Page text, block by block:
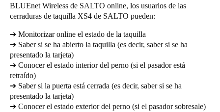
BLUEnet Wireless de SALTO online, los usuarios de las
cerraduras de taquilla XS4 de SALTO pueden:
➔ Monitorizar online el estado de la taquilla
➔ Saber si se ha abierto la taquilla (es decir, saber si se ha
presentado la tarjeta)
➔ Conocer el estado interior del perno (si el pasador está
retraído)
➔ Saber si la puerta está cerrada (es decir, saber si se ha
presentado la tarjeta)
➔ Conocer el estado exterior del perno (si el pasador sobresale)